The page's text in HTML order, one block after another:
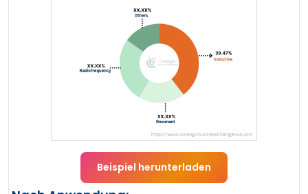
Beispiel herunterladen